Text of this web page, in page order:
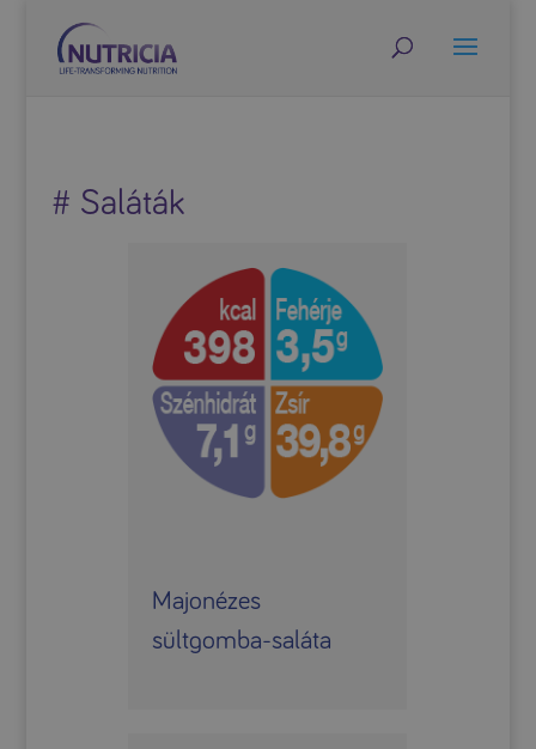
# Saláták
Majonézes
sültgomba-saláta